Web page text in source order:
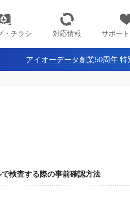
・チラシ 対応情報 サポー
アイオーデータ創業50周年
検査する際の事前確認方法